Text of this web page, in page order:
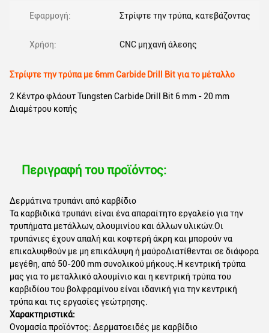
Εφαρμογή: Στρίψτε την τρύπα, κατεβάζοντας
Χρήση: CNC μηχανή άλεσης
Στρίψτε την τρύπα με 6mm Carbide Drill Bit για το μέταλλο
2 Κέντρο φλάουτ Tungsten Carbide Drill Bit 6 mm - 20 mm
Διαμέτρου κοπής
Περιγραφή του προϊόντος:
Δερμάτινα τρυπάνι από καρβίδιο
Τα καρβιδικά τρυπάνι είναι ένα απαραίτητο εργαλείο για την
τρυπήματα μετάλλων, αλουμινίου και άλλων υλικών.Οι
τρυπάνιες έχουν απαλή και κοφτερή άκρη και μπορούν να
επικαλυφθούν με μη επικάλυψη ή μαύροΔιατίθενται σε διάφορα
μεγέθη, από 50-200 mm συνολικού μήκους.Η κεντρική τρύπα
μας για το μεταλλικό αλουμίνιο και η κεντρική τρύπα του
καρβιδίου του βολφραμίνου είναι ιδανική για την κεντρική
τρύπα και τις εργασίες γεώτρησης.
Χαρακτηριστικά:
Ονομασία προϊόντος: Δερματοειδές με καρβίδιο